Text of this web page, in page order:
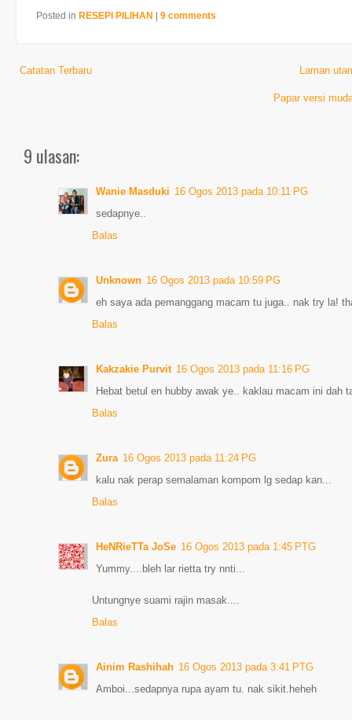
Posted in RESEPI PILIHAN | 9 comments
Catatan Terbaru Laman
Papar versi
9 ulasan:
Wanie Masduki 16 Ogos 2013 pada 10:11 PG
sedapnye..
Balas
Unknown 16 Ogos 2013 pada 10:59 PG
eh saya ada pemanggang macam tu juga.. nak try la!
Balas
Kakzakie Purvit 16 Ogos 2013 pada 11:16 PG
Hebat betul en hubby awak ye.. kaklau macam ini dah
Balas
Zura 16 Ogos 2013 pada 11:24 PG
kalu nak perap semalaman kompom lg sedap kan...
Balas
HeNRieTTa JoSe 16 Ogos 2013 pada 1:45 PTG
Yummy....bleh lar rietta try nnti...
Untungnye suami rajin masak....
Balas
Ainim Rashihah 16 Ogos 2013 pada 3:41 PTG
Amboi...sedapnya rupa ayam tu. nak sikit.heheh